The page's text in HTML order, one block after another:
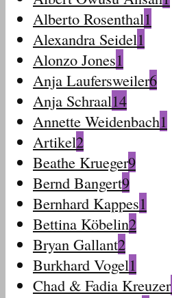
Alberto Rosenthal1
Alexandra Seidel1
Alonzo Jones1
Anja Laufersweiler6
Anja Schraal14
Annette Weidenbach1
Artikel2
Beathe Krueger9
Bernd Bangert9
Bernhard Kappes1
Bettina Köbelin2
Bryan Gallant2
Burkhard Vogel1
Chad & Fadia Kreuzer